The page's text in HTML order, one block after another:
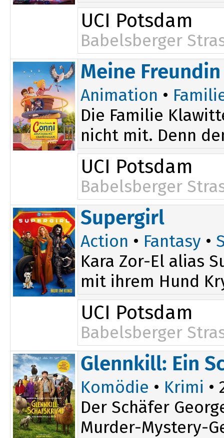
UCI Potsdam
Babelsberger
Meine
Animation •
Die Familie
nicht mit. Denn
UCI Potsdam
Babelsberger
Supergirl
Action • Fantasy •
Kara Zor-El alias
mit ihrem Hund
UCI Potsdam
Babelsberger
Glennkill: Ein
Komödie • Krimi •
Der Schäfer
Murder-Mystery-